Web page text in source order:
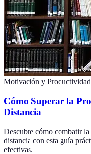
Motivación y Productividad
Cómo Superar la
Distancia
Descubre cómo combatir
distancia con esta guía
efectivas.